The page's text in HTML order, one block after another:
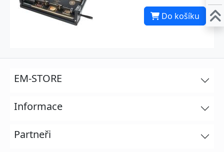
Do košíku
EM-STORE
Informace
Partneři